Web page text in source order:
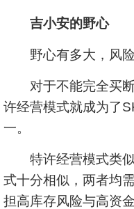
吉小安的野心
野心有多大，风险
对于不能完全买断
许经营模式就成为了
一。
特许经营模式类似
式十分相似，两者均
担高库存风险与高资